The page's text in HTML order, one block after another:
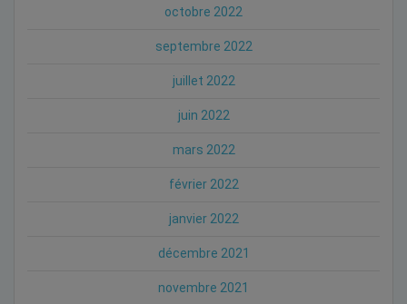
octobre 2022
septembre 2022
juillet 2022
juin 2022
mars 2022
février 2022
janvier 2022
décembre 2021
novembre 2021